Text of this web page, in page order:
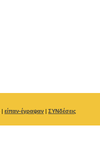
| είπαν-έγραψαν | ΣΥΝδέσεις